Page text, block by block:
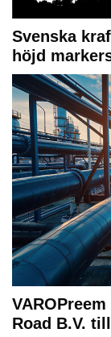
Svenska
höjd
Road B.V.